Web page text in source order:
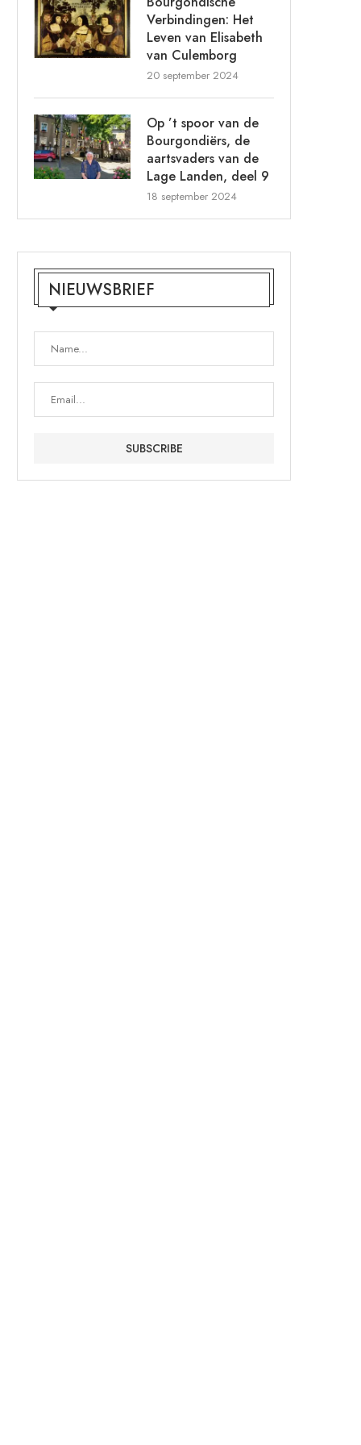
Verbindingen: Het
Leven van Elisabeth
van Culemborg
20 september 2024
Op ’t spoor van de
Bourgondiërs, de
aartsvaders van de
Lage Landen, deel 9
18 september 2024
NIEUWSBRIEF